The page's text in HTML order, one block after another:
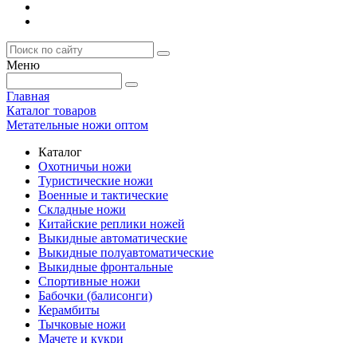
Меню
Главная
Каталог товаров
Метательные ножи оптом
Каталог
Охотничьи ножи
Туристические ножи
Военные и тактические
Складные ножи
Китайские реплики ножей
Выкидные автоматические
Выкидные полуавтоматические
Выкидные фронтальные
Спортивные ножи
Бабочки (балисонги)
Керамбиты
Тычковые ножи
Мачете и кукри